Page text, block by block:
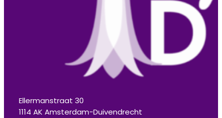
Ellermanstraat 30
1114 AK Amsterdam-Duivendrecht